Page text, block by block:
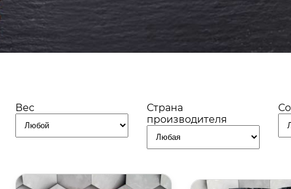
Вес
Страна
производителя